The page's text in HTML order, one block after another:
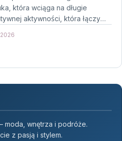
która wciąga na długie
aktywności, która łączy
moda, wnętrza i podróże.
z pasją i stylem.